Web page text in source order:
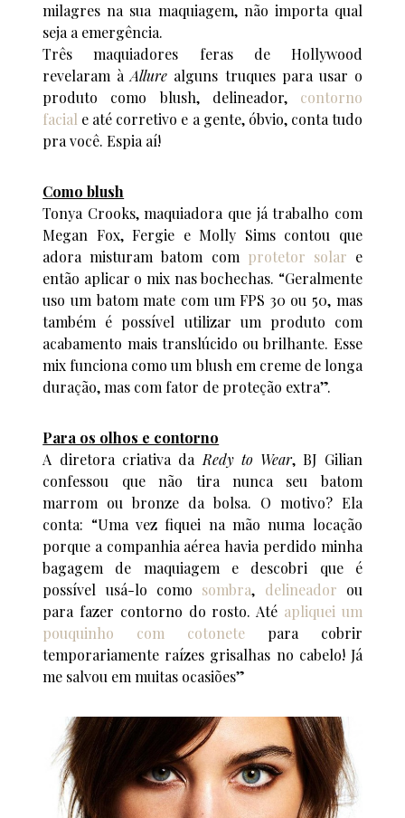
milagres na sua maquiagem, não importa qual
seja a emergência.
Três maquiadores feras de Hollywood
revelaram àAllure alguns truques para usar o
produto como blush, delineador, contorno
facial e até corretivo e a gente, óbvio, conta tudo
pra você. Espia aí!
Como blush
Tonya Crooks, maquiadora que já trabalho com
Megan Fox, Fergie e Molly Sims contou que
adora misturam batom com protetor solar e
então aplicar o mix nas bochechas. “Geralmente
uso um batom mate com um FPS 30 ou 50, mas
também é possível utilizar um produto com
acabamento mais translúcido ou brilhante. Esse
mix funciona como um blush em creme de longa
duração, mas com fator de proteção extra”.
Para os olhos e contorno
A diretora criativa daRedy to Wear, BJ Gilian
confessou que não tira nunca seu batom
marrom ou bronze da bolsa. O motivo? Ela
conta: “Uma vez fiquei na mão numa locação
porque a companhia aérea havia perdido minha
bagagem de maquiagem e descobri que é
possível usá-lo como sombra, delineador ou
para fazer contorno do rosto. Até apliquei um
pouquinho com cotonete para cobrir
temporariamente raízes grisalhas no cabelo! Já
me salvou em muitas ocasiões”